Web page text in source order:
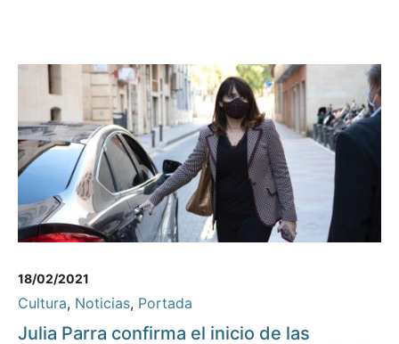
18/02/2021
Cultura, Noticias, Portada
Julia Parra confirma el inicio de las